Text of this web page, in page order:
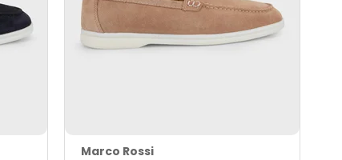
Marco Rossi